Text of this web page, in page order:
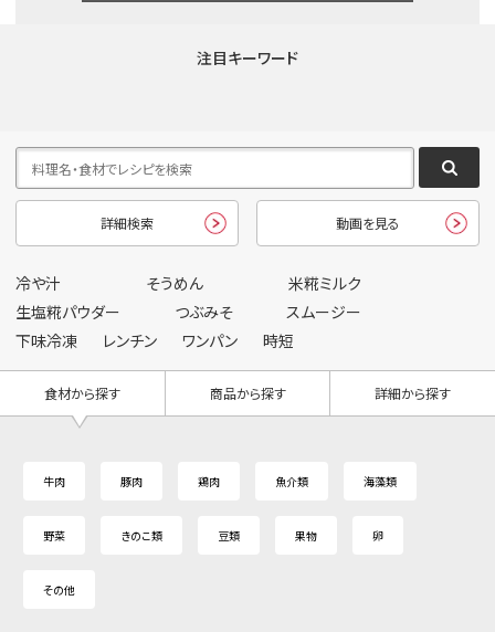
注目キーワード
詳細検索 動画を見る
冷や汁 そうめん
米糀ミルク
生塩糀パウダー
つぶみそ
スムージー
下味冷凍
レンチン ワンパン 時短
食材から探す 商品から探す 詳細から探す
牛肉 豚肉 鶏肉 魚介類 海藻類
野菜 きのこ類 豆類 果物 卵
その他